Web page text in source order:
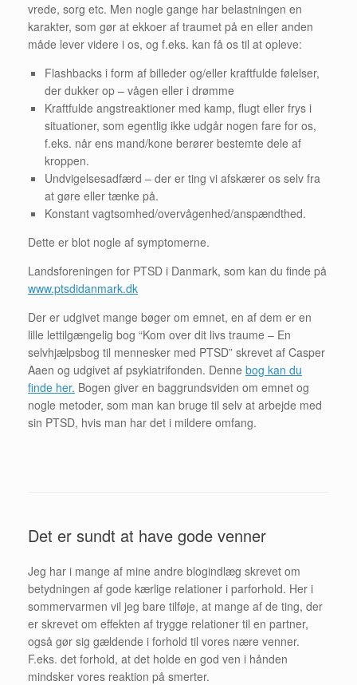
vrede, sorg etc. Men nogle gange har belastningen en
karakter, som gør at ekkoer af traumet på en eller anden
måde lever videre i os, og f.eks. kan få os til at opleve:
Flashbacks i form af billeder og/eller kraftfulde følelser,
der dukker op – vågen eller i drømme
Kraftfulde angstreaktioner med kamp, flugt eller frys i
situationer, som egentlig ikke udgår nogen fare for os,
f.eks. når ens mand/kone berører bestemte dele af
kroppen.
Undvigelsesadfærd – der er ting vi afskærer os selv fra
at gøre eller tænke på.
Konstant vagtsomhed/overvågenhed/anspændthed.
Dette er blot nogle af symptomerne.
Landsforeningen for PTSD i Danmark, som kan du finde på
www.ptsdidanmark.dk
Der er udgivet mange bøger om emnet, en af dem er en
lille lettilgængelig bog “Kom over dit livs traume – En
selvhjælpsbog til mennesker med PTSD” skrevet af Casper
Aaen og udgivet af psykiatrifonden. Denne bog kan du
finde her. Bogen giver en baggrundsviden om emnet og
nogle metoder, som man kan bruge til selv at arbejde med
sin PTSD, hvis man har det i mildere omfang.
Det er sundt at have gode venner
Jeg har i mange af mine andre blogindlæg skrevet om
betydningen af gode kærlige relationer i parforhold. Her i
sommervarmen vil jeg bare tilføje, at mange af de ting, der
er skrevet om effekten af trygge relationer til en partner,
også gør sig gældende i forhold til vores nære venner.
F.eks. det forhold, at det holde en god ven i hånden
mindsker vores reaktion på smerter.